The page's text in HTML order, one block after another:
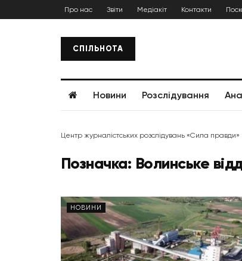
Про нас Звіти Медіакіт Контакти
СПІЛЬНОТА
Новини Розслідування
Центр журналістських розслідувань «Сила правди»
Позначка: Волинське
НОВИНИ